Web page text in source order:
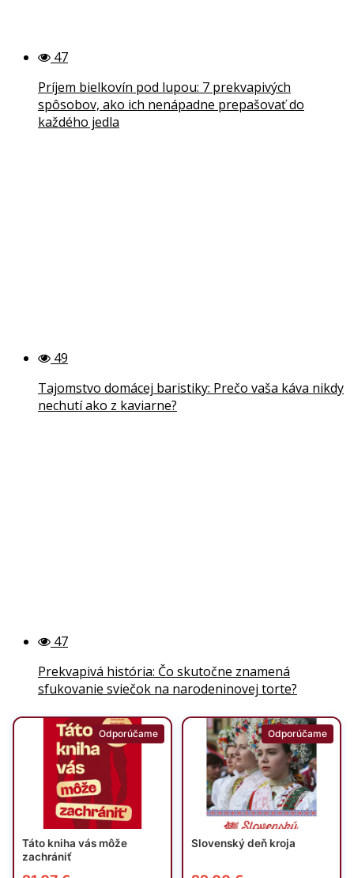
47
Príjem bielkovín pod lupou: 7 prekvapivých
spôsobov, ako ich nenápadne prepašovať do
každého jedla
49
Tajomstvo domácej baristiky: Prečo vaša káva nikdy
nechutí ako z kaviarne?
47
Prekvapivá história: Čo skutočne znamená
sfukovanie sviečok na narodeninovej torte?